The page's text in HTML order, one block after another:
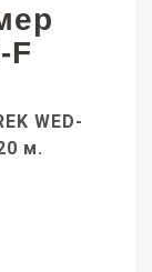
F
WED-
м.